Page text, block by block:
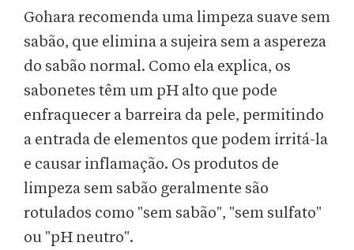
Gohara recomenda uma limpeza suave sem
sabão, que elimina a sujeira sem a aspereza
do sabão normal. Como ela explica, os
sabonetes têm um pH alto que pode
enfraquecer a barreira da pele, permitindo
a entrada de elementos que podem irritá-la
e causar inflamação. Os produtos de
limpeza sem sabão geralmente são
rotulados como "sem sabão", "sem sulfato"
ou "pH neutro".